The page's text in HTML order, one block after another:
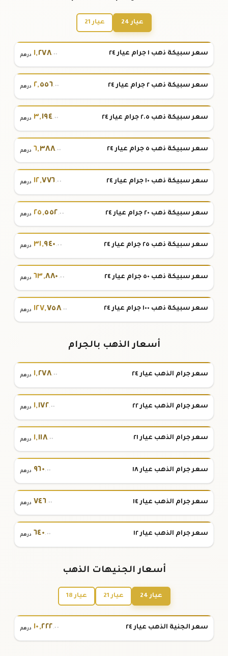
عيار 24 عيار 21
سعر سبيكة ذهب ١ جرام عيار ٢٤ ١,٢٧٨.٠٠ درهم
سعر سبيكة ذهب ٢ جرام عيار ٢٤ ٢,٥٥٦.٠٠ درهم
سعر سبيكة ذهب ٢.٥ جرام عيار ٢٤ ٣,١٩٤.٠٠ درهم
سعر سبيكة ذهب ٥ جرام عيار ٢٤ ٦,٣٨٨.٠٠ درهم
سعر سبيكة ذهب ١٠ جرام عيار ٢٤ ١٢,٧٧٦.٠٠ درهم
سعر سبيكة ذهب ٢٠ جرام عيار ٢٤ ٢٥,٥٥٢.٠٠ درهم
سعر سبيكة ذهب ٢٥ جرام عيار ٢٤ ٣١,٩٤٠ .٠٠ درهم
سعر سبيكة ذهب ٥٠ جرام عيار ٢٤ ٦٣,٨٨٠ .٠٠ درهم
سعر سبيكة ذهب ١٠٠ جرام عيار ٢٤ ١٢٧,٧٥٨.٠٠ درهم
أسعار الذهب بالجرام
سعر جرام الذهب عيار ٢٤ ١,٢٧٨.٠٠ درهم
سعر جرام الذهب عيار ٢٢ ١,١٧٢.٠٠ درهم
سعر جرام الذهب عيار ٢١ ١,١١٨.٠٠ درهم
سعر جرام الذهب عيار ١٨ ٩٦٠.٠٠ درهم
سعر جرام الذهب عيار ١٤ ٧٤٦.٠٠ درهم
سعر جرام الذهب عيار ١٢ ٦٤٠.٠٠ درهم
أسعار الجنيهات الذهب
عيار 24 عيار 21 عيار 18
سعر الجنية الذهب عيار ٢٤ ١٠,٢٢٢.٠٠ درهم